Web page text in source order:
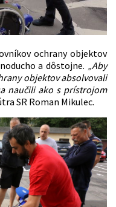
ochrany objektov
a dôstojne. „Aby
objektov absolvovali
naučili ako s prístrojom
SR Roman Mikulec.